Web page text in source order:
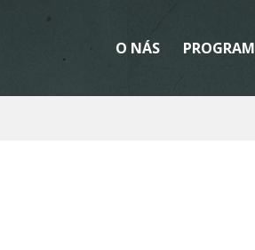
O NÁS PROGRAM